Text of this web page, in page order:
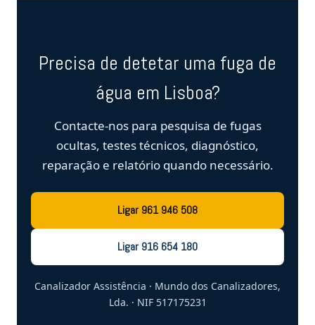
Precisa de detetar uma fuga de
água em Lisboa?
Contacte-nos para pesquisa de fugas
ocultas, testes técnicos, diagnóstico,
reparação e relatório quando necessário.
Ligar 961 946 508
Ligar 916 654 180
Canalizador Assistência · Mundo dos Canalizadores,
Lda. · NIF 517175231